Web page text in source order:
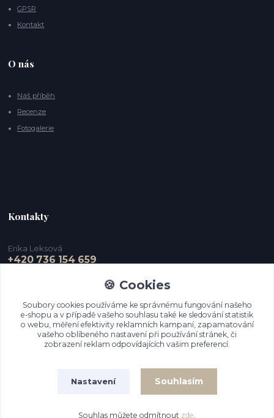
GPSR
Kontakt
O nás
Náš příběh
Recenze
Fotogalerie
Kontakty
Erika Leksová
+420 736 154 659
info@ejdesign.cz
Upravit sběr cookies.
🍪 Cookies
Soubory cookies používáme ke správnému fungování našeho
e-shopu a v případě vašeho souhlasu také ke sledování statistik
o webu, měření efektivity reklamních kampaní, zapamatování
vašeho oblíbeného nastavení při používání stránek, či
zobrazení reklam odpovídajících vašim preferencí.
Nastavení Souhlasím
Souhlas můžete odmítnout zde